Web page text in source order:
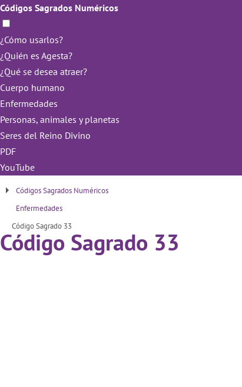
Códigos Sagrados Numéricos
¿Cómo usarlos?
¿Quién es Agesta?
¿Qué se desea atraer?
Cuerpo humano
Enfermedades
Personas, animales y planetas
Seres del Reino Divino
PDF
YouTube
Códigos Sagrados Numéricos
Enfermedades
Código Sagrado 33
Código Sagrado 33